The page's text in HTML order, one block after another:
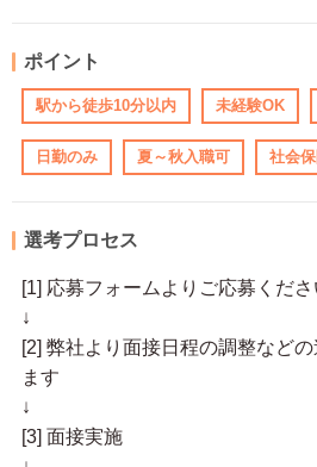
ポイント
駅から徒歩10分以内 未経験OK
日勤のみ 夏～秋入職可 社会
選考プロセス
[1] 応募フォームよりご応募くださ
↓
[2] 弊社より面接日程の調整など
ます
↓
[3] 面接実施